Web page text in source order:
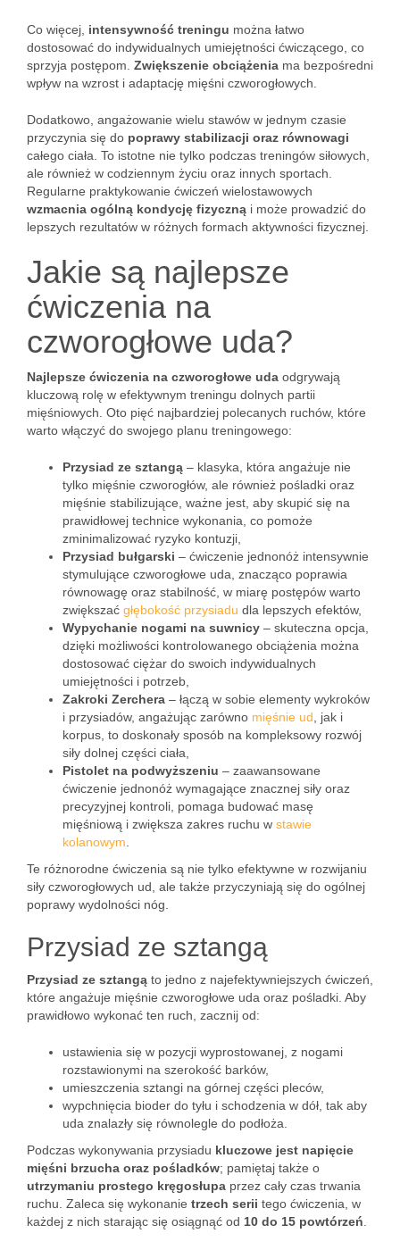
Co więcej, intensywność treningu można łatwo
dostosować do indywidualnych umiejętności ćwiczącego, co
sprzyja postępom. Zwiększenie obciążenia ma bezpośredni
wpływ na wzrost i adaptację mięśni czworogłowych.
Dodatkowo, angażowanie wielu stawów w jednym czasie
przyczynia się do poprawy stabilizacji oraz równowagi
całego ciała. To istotne nie tylko podczas treningów siłowych,
ale również w codziennym życiu oraz innych sportach.
Regularne praktykowanie ćwiczeń wielostawowych
wzmacnia ogólną kondycję fizyczną i może prowadzić do
lepszych rezultatów w różnych formach aktywności fizycznej.
Jakie są najlepsze
ćwiczenia na
czworogłowe uda?
Najlepsze ćwiczenia na czworogłowe uda odgrywają
kluczową rolę w efektywnym treningu dolnych partii
mięśniowych. Oto pięć najbardziej polecanych ruchów, które
warto włączyć do swojego planu treningowego:
Przysiad ze sztangą – klasyka, która angażuje nie
tylko mięśnie czworogłów, ale również pośladki oraz
mięśnie stabilizujące, ważne jest, aby skupić się na
prawidłowej technice wykonania, co pomoże
zminimalizować ryzyko kontuzji,
Przysiad bułgarski – ćwiczenie jednonóż intensywnie
stymulujące czworogłowe uda, znacząco poprawia
równowagę oraz stabilność, w miarę postępów warto
zwiększać głębokość przysiadu dla lepszych efektów,
Wypychanie nogami na suwnicy – skuteczna opcja,
dzięki możliwości kontrolowanego obciążenia można
dostosować ciężar do swoich indywidualnych
umiejętności i potrzeb,
Zakroki Zerchera – łączą w sobie elementy wykroków
i przysiadów, angażując zarówno mięśnie ud , jak i
korpus, to doskonały sposób na kompleksowy rozwój
siły dolnej części ciała,
Pistolet na podwyższeniu – zaawansowane
ćwiczenie jednonóż wymagające znacznej siły oraz
precyzyjnej kontroli, pomaga budować masę
mięśniową i zwiększa zakres ruchu w stawie
kolanowym
Te różnorodne ćwiczenia są nie tylko efektywne w rozwijaniu
siły czworogłowych ud, ale także przyczyniają się do ogólnej
poprawy wydolności nóg.
Przysiad ze sztangą
Przysiad ze sztangą to jedno z najefektywniejszych ćwiczeń,
które angażuje mięśnie czworogłowe uda oraz pośladki. Aby
prawidłowo wykonać ten ruch, zacznij od:
ustawienia się w pozycji wyprostowanej, z nogami
rozstawionymi na szerokość barków,
umieszczenia sztangi na górnej części pleców,
wypchnięcia bioder do tyłu i schodzenia w dół, tak aby
uda znalazły się równolegle do podłoża.
Podczas wykonywania przysiadu kluczowe jest napięcie
mięśni brzucha oraz pośladków; pamiętaj także o
utrzymaniu prostego kręgosłupa przez cały czas trwania
ruchu. Zaleca się wykonanie trzech serii tego ćwiczenia, w
każdej z nich starając się osiągnąć od 10 do 15 powtórzeń